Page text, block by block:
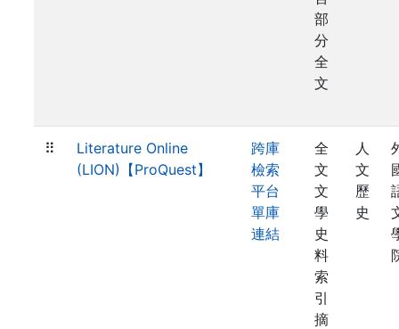
部
分
全
文
⠿
Literature Online
(LION)【ProQuest】
跨庫
檢索
平台
單庫
連結
全
文
文
學
史
料
索
引
摘
人
文
歷
史